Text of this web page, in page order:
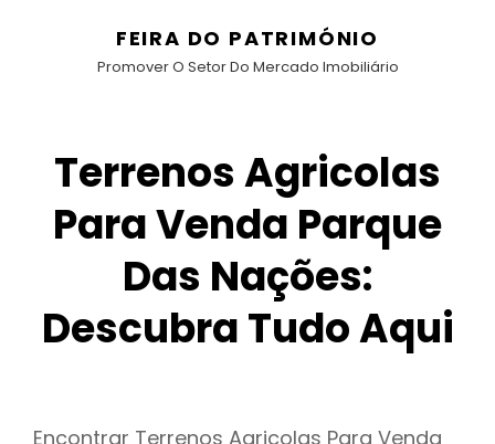
FEIRA DO PATRIMÓNIO
Promover O Setor Do Mercado Imobiliário
Terrenos Agricolas
Para Venda Parque
Das Nações:
Descubra Tudo Aqui
Encontrar Terrenos Agricolas Para Venda